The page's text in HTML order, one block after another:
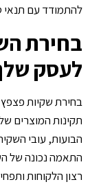
להתמודד עם תנאי
בחירת
לעסק
בחירתשקיות פצפץ
תקינות המוצרים
הבועות, עובי
התאמה נכונה של
רצון הלקוחות